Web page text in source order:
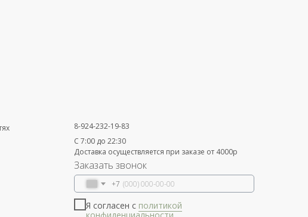
8-924-232-19-83
С 7:00 до 22:30
Доставка осуществляется при заказе от 4000р
Заказать звонок
+7
Я согласен с политикой